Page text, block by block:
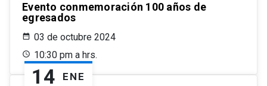
Evento conmemoración 100 años de
egresados
03 de octubre 2024
10:30 pm a hrs.
14 ENE